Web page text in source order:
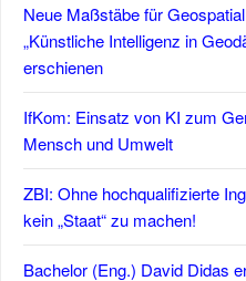
Neue Maßstäbe für
„Künstliche Intelligenz in
erschienen
IfKom: Einsatz von KI zum
Mensch und Umwelt
ZBI: Ohne hochqualifizierte
kein „Staat“ zu machen!
Bachelor (Eng.) David Didas